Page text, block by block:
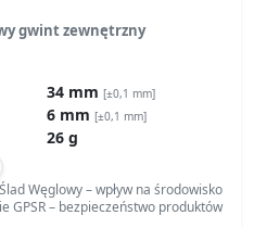
gwint zewnętrzny
34 mm [±0,1 mm]
6 mm [±0,1 mm]
26 g
Ślad Węglowy – wpływ na środowisko
GPSR – bezpieczeństwo produktów